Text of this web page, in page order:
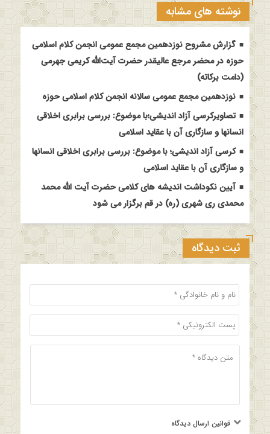
نوشته های مشابه
گزارش مشروح نوزدهمین مجمع عمومی انجمن کلام اسلامی
حوزه در محضر مرجع عالیقدر حضرت آیت‌الله کریمی جهرمی
(دامت برکاته)
نوزدهمین مجمع عمومی سالانه انجمن کلام اسلامی حوزه
تصاویرکرسی آزاد اندیشی؛با موضوع: بررسی برابری اخلاقی
انسانها و سازگاری آن با عقاید اسلامی
کرسی آزاد اندیشی؛ با موضوع: بررسی برابری اخلاقی انسانها
و سازگاری آن با عقاید اسلامی
آیین نکوداشت اندیشه های کلامی حضرت آیت الله محمد
محمدی ری شهری (ره) در قم برگزار می شود
ثبت دیدگاه
قوانین ارسال دیدگاه